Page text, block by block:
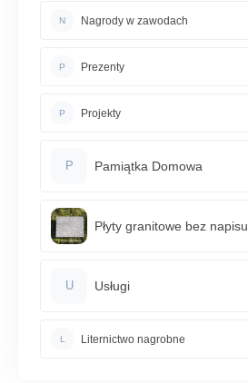
N Nagrody w zawodach
P Prezenty
P Projekty
P Pamiątka Domowa
Płyty granitowe bez napisu
U Usługi
L Liternictwo nagrobne